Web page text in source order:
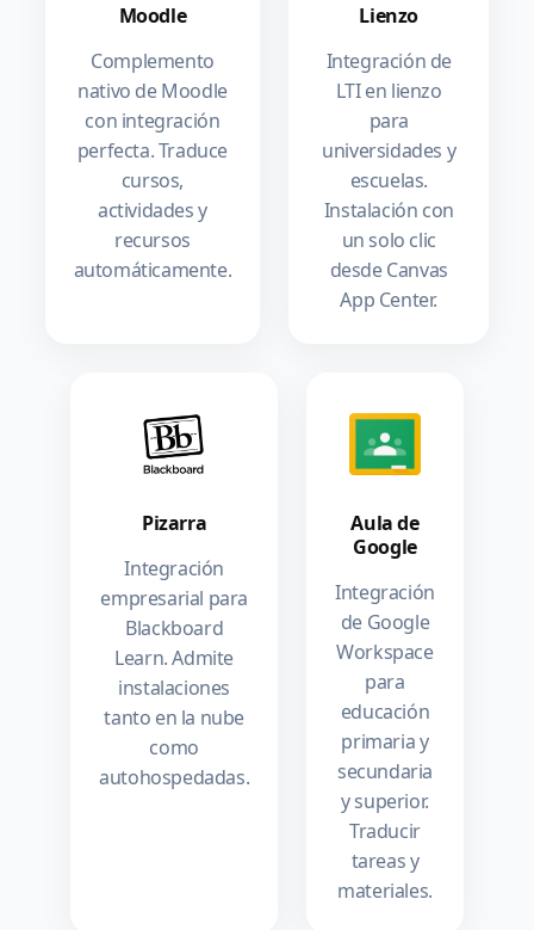
Moodle
Complemento
nativo de Moodle
con integración
perfecta. Traduce
cursos,
actividades y
recursos
automáticamente.
Lienzo
Integración de
LTI en lienzo
para
universidades y
escuelas.
Instalación con
un solo clic
desde Canvas
App Center.
Pizarra
Integración
empresarial para
Blackboard
Learn. Admite
instalaciones
tanto en la nube
como
autohospedadas.
Aula de
Google
Integración
de Google
Workspace
para
educación
primaria y
secundaria
y superior.
Traducir
tareas y
materiales.